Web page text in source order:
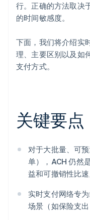
行。正确的方法取决
的时间敏感度。
下面，我们将介绍实
理、主要区别以及如
支付方式。
关键要点
对于大批量、可
单），ACH 仍然
益和可撤销性比速
实时支付网络专
场景（如保险支出